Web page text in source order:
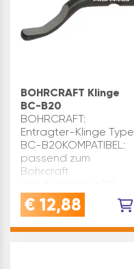
BOHRCRAFT Klinge
BC-B20
BOHRCRAFT:
Entragter-Klinge Type
BC-B20KOMPATIBEL:
passend zum
Bohrcraft
HK.Für innere und
äußere
besten geeignet für
€ 12,88